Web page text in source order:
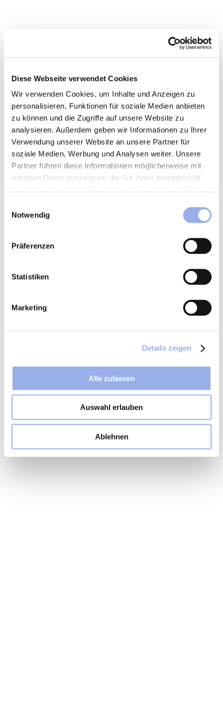
Diese Webseite verwendet Cookies
Wir verwenden Cookies, um Inhalte und Anzeigen zu
personalisieren, Funktionen für soziale Medien anbieten
zu können und die Zugriffe auf unsere Website zu
analysieren. Außerdem geben wir Informationen zu Ihrer
Verwendung unserer Website an unsere Partner für
soziale Medien, Werbung und Analysen weiter. Unsere
Partner führen diese Informationen möglicherweise mit
weiteren Daten zusammen, die Sie ihnen bereitgestellt
Notwendig
Präferenzen
Statistiken
Marketing
Details zeigen
Alle zulassen
Auswahl erlauben
Ablehnen